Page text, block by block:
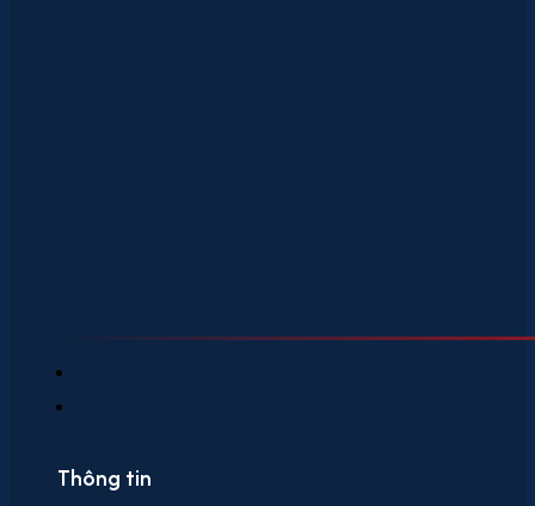
Thông tin